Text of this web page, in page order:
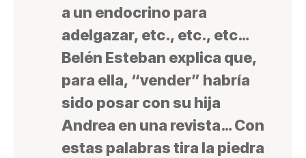
a un endocrino para
adelgazar, etc., etc., etc…
Belén Esteban explica que,
para ella, “vender” habría
sido posar con su hija
Andrea en una revista… Con
estas palabras tira la piedra